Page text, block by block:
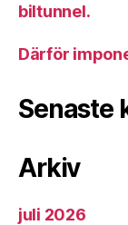
biltunnel.
Därför
Senaste
Arkiv
juli 2026